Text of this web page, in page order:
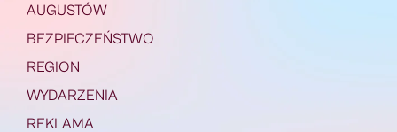
AUGUSTÓW
BEZPIECZEŃSTWO
REGION
WYDARZENIA
REKLAMA